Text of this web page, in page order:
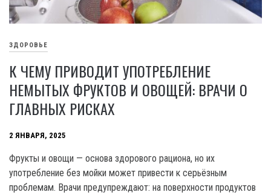
ЗДОРОВЬЕ
К ЧЕМУ ПРИВОДИТ УПОТРЕБЛЕНИЕ
НЕМЫТЫХ ФРУКТОВ И ОВОЩЕЙ: ВРАЧИ О
ГЛАВНЫХ РИСКАХ
2 ЯНВАРЯ, 2025
Фрукты и овощи — основа здорового рациона, но их
употребление без мойки может привести к серьёзным
проблемам. Врачи предупреждают: на поверхности продуктов